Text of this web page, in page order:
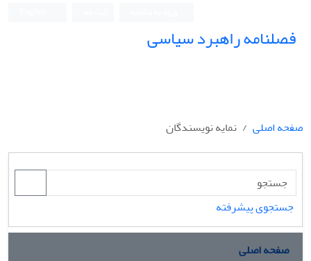
فصلنامه راهبرد سیاسی
صفحه اصلی نمایه نویسندگان
جستجوی پیشرفته
صفحه اصلی